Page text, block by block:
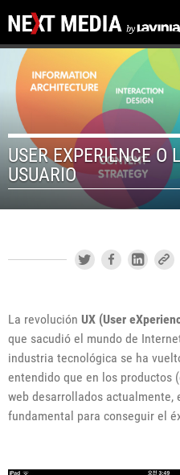
USER EXPERIENCE O
USUARIO
La revolución UX (User
que sacudió el mundo de
industria tecnológica se ha
entendido que en los productos
web desarrollados
fundamental para conseguir el